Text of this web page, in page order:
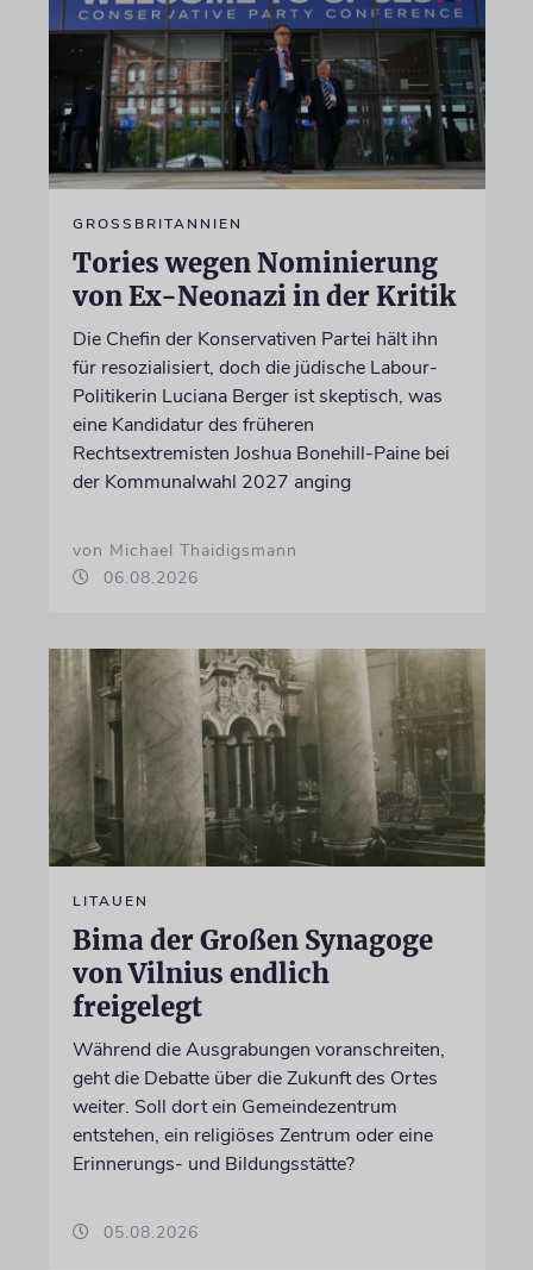
GROSSBRITANNIEN
Tories wegen Nominierung
von Ex-Neonazi in der Kritik
Die Chefin der Konservativen Partei hält ihn
für resozialisiert, doch die jüdische Labour-
Politikerin Luciana Berger ist skeptisch, was
eine Kandidatur des früheren
Rechtsextremisten Joshua Bonehill-Paine bei
der Kommunalwahl 2027 anging
von Michael Thaidigsmann
06.08.2026
LITAUEN
Bima der Großen Synagoge
von Vilnius endlich
freigelegt
Während die Ausgrabungen voranschreiten,
geht die Debatte über die Zukunft des Ortes
weiter. Soll dort ein Gemeindezentrum
entstehen, ein religiöses Zentrum oder eine
Erinnerungs- und Bildungsstätte?
05.08.2026